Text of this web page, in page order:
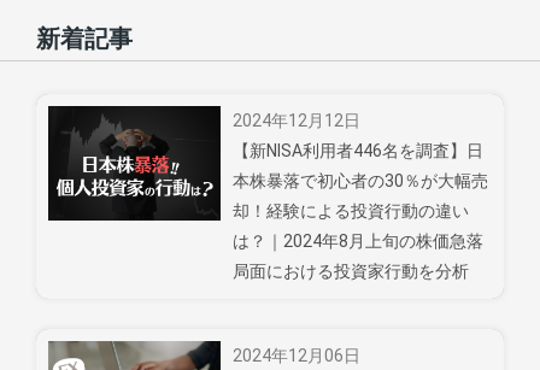
新着記事
2024年12月12日
【新NISA利用者446名を調査】日
本株暴落で初心者の30％が大幅売
却！経験による投資行動の違い
は？｜2024年8月上旬の株価急落
局面における投資家行動を分析
2024年12月06日